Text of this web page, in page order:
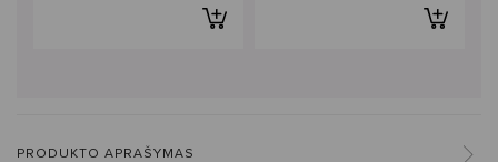
PRODUKTO APRAŠYMAS